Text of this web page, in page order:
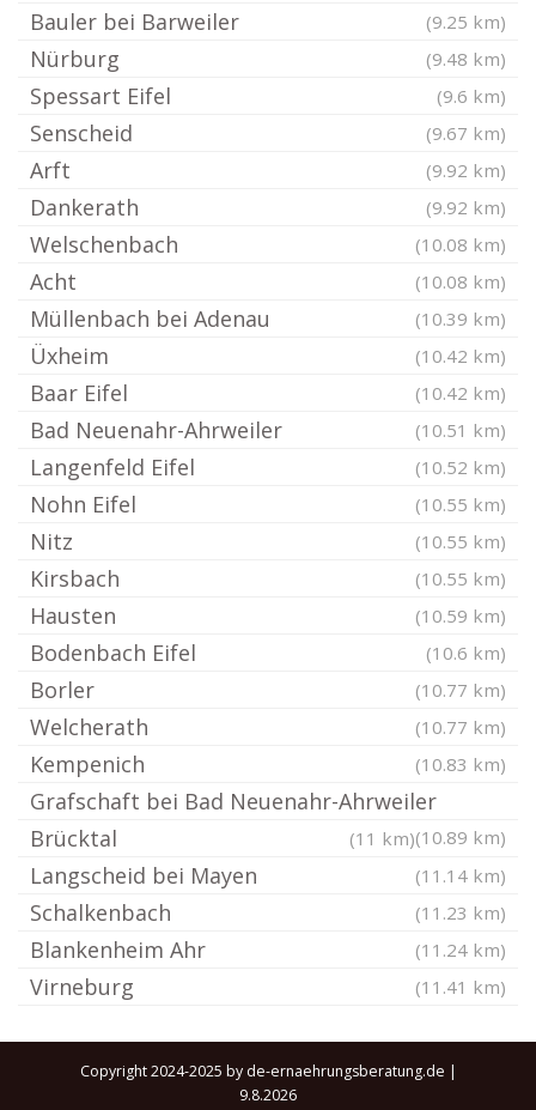
Bauler bei Barweiler (9.25 km)
Nürburg (9.48 km)
Spessart Eifel (9.6 km)
Senscheid (9.67 km)
Arft (9.92 km)
Dankerath (9.92 km)
Welschenbach (10.08 km)
Acht (10.08 km)
Müllenbach bei Adenau (10.39 km)
Üxheim (10.42 km)
Baar Eifel (10.42 km)
Bad Neuenahr-Ahrweiler (10.51 km)
Langenfeld Eifel (10.52 km)
Nohn Eifel (10.55 km)
Nitz (10.55 km)
Kirsbach (10.55 km)
Hausten (10.59 km)
Bodenbach Eifel (10.6 km)
Borler (10.77 km)
Welcherath (10.77 km)
Kempenich (10.83 km)
Grafschaft bei Bad Neuenahr-Ahrweiler
(10.89 km)
Brücktal (11 km)
Langscheid bei Mayen (11.14 km)
Schalkenbach (11.23 km)
Blankenheim Ahr (11.24 km)
Virneburg (11.41 km)
Copyright 2024-2025 by de-ernaehrungsberatung.de |
9.8.2026